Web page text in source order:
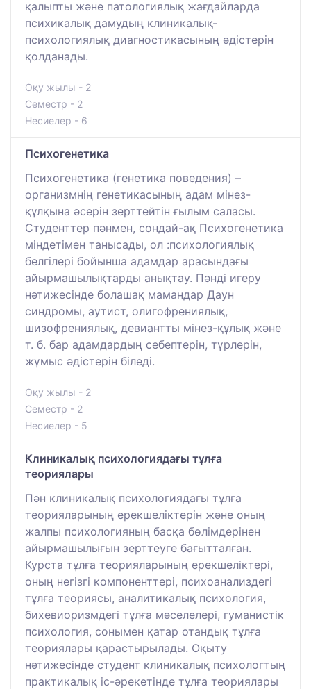
қалыпты және патологиялық жағдайларда
психикалық дамудың клиникалық-
психологиялық диагностикасының әдiстерiн
қолданады.
Оқу жылы - 2
Семестр - 2
Несиелер - 6
Психогенетика
Психогенетика (генетика поведения) –
организмнің генетикасының адам мінез-
құлқына әсерін зерттейтін ғылым саласы.
Студенттер пәнмен, сондай-ақ Психогенетика
міндетімен танысады, ол :психологиялық
белгілері бойынша адамдар арасындағы
айырмашылықтарды анықтау. Пәнді игеру
нәтижесінде болашақ мамандар Даун
синдромы, аутист, олигофрениялық,
шизофрениялық, девиантты мінез-құлық және
т. б. бар адамдардың себептерін, түрлерін,
жұмыс әдістерін біледі.
Оқу жылы - 2
Семестр - 2
Несиелер - 5
Клиникалық психологиядағы тұлға
теориялары
Пән клиникалық психологиядағы тұлға
теорияларының ерекшеліктерін және оның
жалпы психологияның басқа бөлімдерінен
айырмашылығын зерттеуге бағытталған.
Курста тұлға теорияларының ерекшеліктері,
оның негізгі компоненттері, психоанализдегі
тұлға теориясы, аналитикалық психология,
бихевиоризмдегі тұлға мәселелері, гуманистік
психология, сонымен қатар отандық тұлға
теориялары қарастырылады. Оқыту
нәтижесінде студент клиникалық психологтың
практикалық іс-әрекетінде тұлға теориялары